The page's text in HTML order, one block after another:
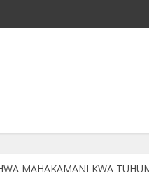
MAHAKAMANI KWA